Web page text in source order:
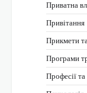
Приватна
Привітання
Прикмети
Програми
Професії